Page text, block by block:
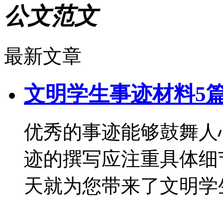
公文范文
最新文章
文明学生事迹材料5
优秀的事迹能够鼓舞
迹的撰写应注重具体
天就为您带来了文明